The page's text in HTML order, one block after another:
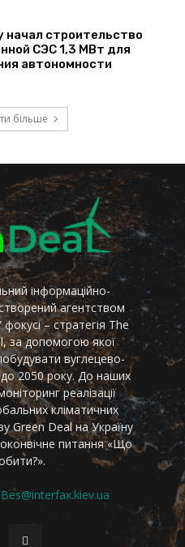
інформаційно-
агентством
фокусі – стратегія The
за допомогою якої
вуглецево-
2050 року. До наших
реалізації
кліматичних
Green Deal на Україну
питання «Що
Bes@interfax.kiev.ua